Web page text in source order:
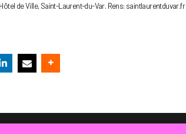
de Ville, Saint-Laurent-du-Var. Rens: saintlaurentduvar.fr